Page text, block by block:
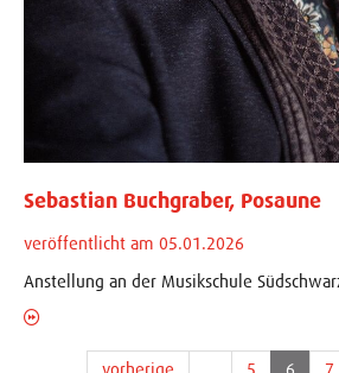
Sebastian Buchgraber, Posaune
veröffentlicht am 05.01.2026
Anstellung an der Musikschule